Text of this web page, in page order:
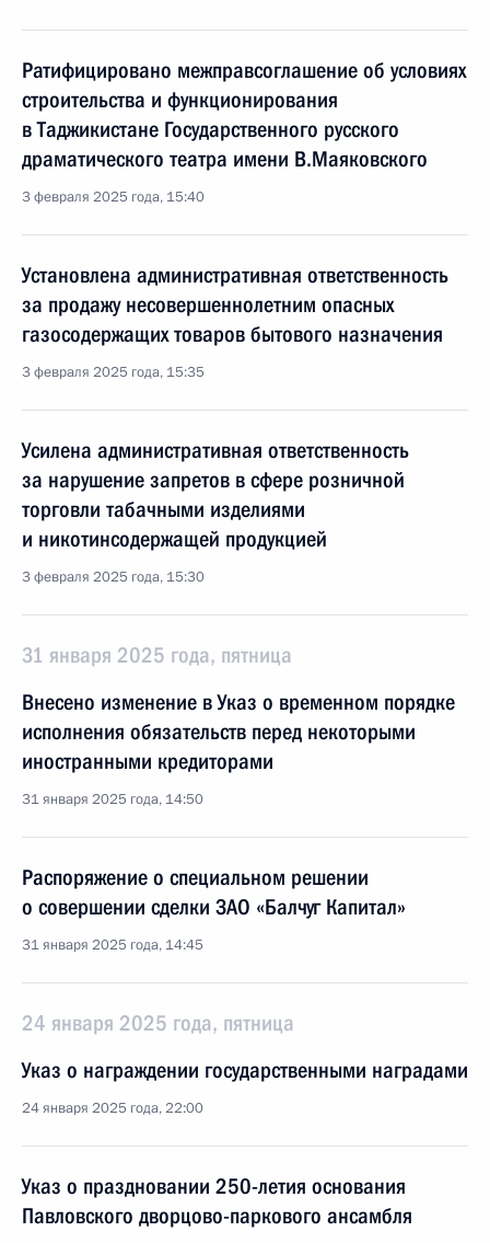
Ратифицировано межправсоглашение об условиях
строительства и функционирования
в Таджикистане Государственного русского
драматического театра имени В.Маяковского
3 февраля 2025 года, 15:40
Установлена административная ответственность
за продажу несовершеннолетним опасных
газосодержащих товаров бытового назначения
3 февраля 2025 года, 15:35
Усилена административная ответственность
за нарушение запретов в сфере розничной
торговли табачными изделиями
и никотинсодержащей продукцией
3 февраля 2025 года, 15:30
31 января 2025 года, пятница
Внесено изменение в Указ о временном порядке
исполнения обязательств перед некоторыми
иностранными кредиторами
31 января 2025 года, 14:50
Распоряжение о специальном решении
о совершении сделки ЗАО «Балчуг Капитал»
31 января 2025 года, 14:45
24 января 2025 года, пятница
Указ о награждении государственными наградами
24 января 2025 года, 22:00
Указ о праздновании 250-летия основания
Павловского дворцово-паркового ансамбля